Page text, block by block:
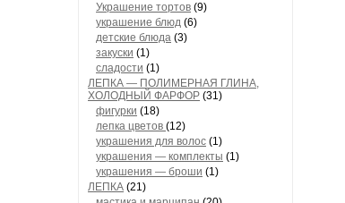
Украшение тортов (9)
украшение блюд (6)
детские блюда (3)
закуски (1)
сладости (1)
ЛЕПКА — ПОЛИМЕРНАЯ ГЛИНА,
ХОЛОДНЫЙ ФАРФОР (31)
фигурки (18)
лепка цветов (12)
украшения для волос (1)
украшения — комплекты (1)
украшения — броши (1)
ЛЕПКА (21)